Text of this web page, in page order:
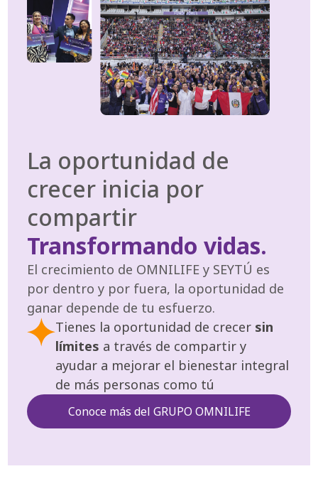
La oportunidad de
crecer inicia por
compartir
Transformando vidas.
El crecimiento de OMNILIFE y SEYTÚ es
por dentro y por fuera, la oportunidad de
ganar depende de tu esfuerzo.
Tienes la oportunidad de crecer sin
límites a través de compartir y
ayudar a mejorar el bienestar integral
de más personas como tú
Conoce más del GRUPO OMNILIFE